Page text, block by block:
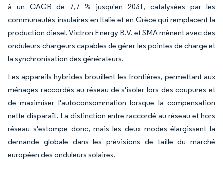
à un CAGR de 7,7 % jusqu'en 2031, catalysées par les
communautés insulaires en Italie et en Grèce qui remplacent la
production diesel. Victron Energy B.V. et SMA mènent avec des
onduleurs-chargeurs capables de gérer les pointes de charge et
la synchronisation des générateurs.
Les appareils hybrides brouillent les frontières, permettant aux
ménages raccordés au réseau de s'isoler lors des coupures et
de maximiser l'autoconsommation lorsque la compensation
nette disparaît. La distinction entre raccordé au réseau et hors
réseau s'estompe donc, mais les deux modes élargissent la
demande globale dans les prévisions de taille du marché
européen des onduleurs solaires.